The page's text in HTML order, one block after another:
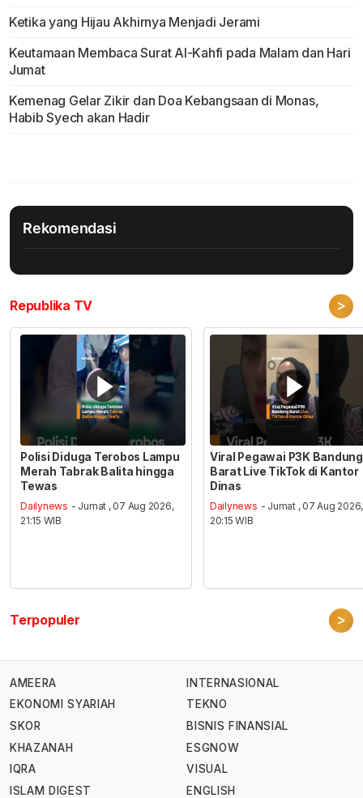
Ketika yang Hijau Akhirnya Menjadi Jerami
Keutamaan Membaca Surat Al-Kahfi pada Malam dan Hari
Jumat
Kemenag Gelar Zikir dan Doa Kebangsaan di Monas,
Habib Syech akan Hadir
Rekomendasi
Republika TV >
Polisi Diduga Terobos Lampu
Merah Tabrak Balita hingga
Tewas
Dailynews - Jumat , 07 Aug 2026,
21:15 WIB
Viral Pegawai P3K Bandung
Barat Live TikTok di Kantor
Dinas
Dailynews - Jumat , 07 Aug 2026,
20:15 WIB
Terpopuler >
AMEERA
EKONOMI SYARIAH
SKOR
KHAZANAH
IQRA
ISLAM DIGEST
INTERNASIONAL
TEKNO
BISNIS FINANSIAL
ESGNOW
VISUAL
ENGLISH